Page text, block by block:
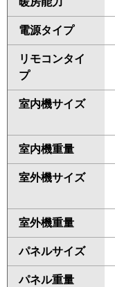
電源タイプ
リモコンタイ
プ
室内機サイズ
室内機重量
室外機サイズ
室外機重量
パネルサイズ
パネル重量